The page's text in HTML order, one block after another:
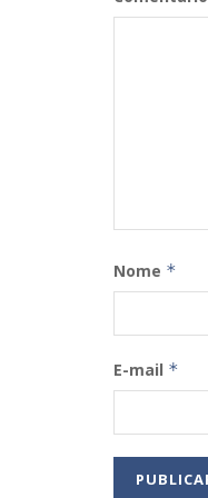
Nome *
E-mail *